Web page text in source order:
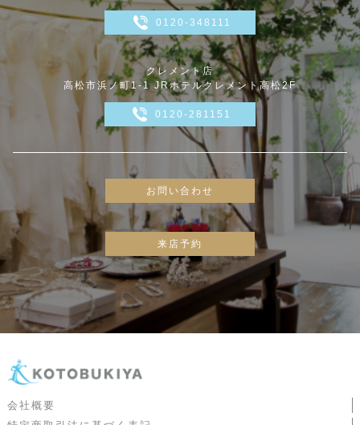
0120-348111
クレメント店
高松市浜ノ町1-1 JRホテルクレメント高松2F
0120-281151
お問い合わせ
来店予約
会社概要